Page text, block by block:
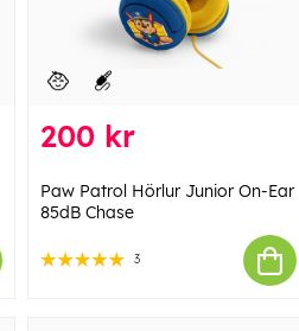
200 kr
Paw Patrol Hörlur Junior On-Ear
85dB Chase
3